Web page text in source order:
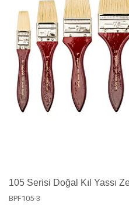
105 Serisi Doğal Kıl Yassı
BPF105-3